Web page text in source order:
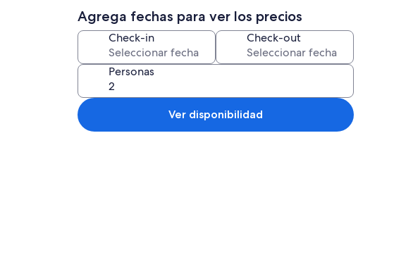
2 habitaciones, tabla de planchar
Agrega fechas para ver los precios
Check-in Check-out
Personas
Ver disponibilidad